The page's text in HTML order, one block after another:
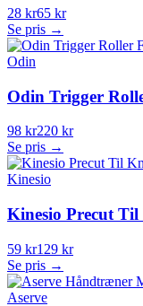
28 kr65 kr
Se pris →
Odin
Odin Trigger
98 kr220 kr
Se pris →
Kinesio
Kinesio Precut
59 kr129 kr
Se pris →
Aserve